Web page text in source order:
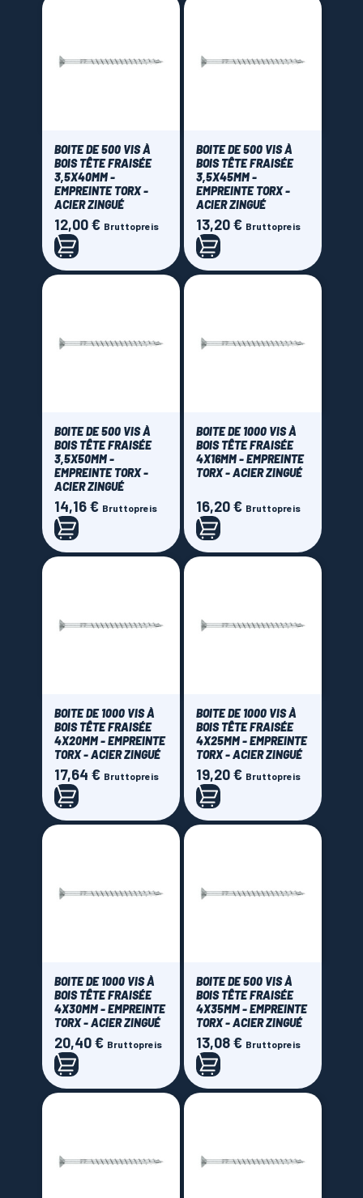
BOITE DE 500 VIS À
BOIS TÊTE FRAISÉE
3,5X40MM -
EMPREINTE TORX -
ACIER ZINGUÉ
Preis
12,00 € Bruttopreis
BOITE DE 500 VIS À
BOIS TÊTE FRAISÉE
3,5X45MM -
EMPREINTE TORX -
ACIER ZINGUÉ
Preis
13,20 € Bruttopreis
BOITE DE 500 VIS À
BOIS TÊTE FRAISÉE
3,5X50MM -
EMPREINTE TORX -
ACIER ZINGUÉ
Preis
14,16 € Bruttopreis
BOITE DE 1000 VIS À
BOIS TÊTE FRAISÉE
4X16MM - EMPREINTE
TORX - ACIER ZINGUÉ
Preis
16,20 € Bruttopreis
BOITE DE 1000 VIS À
BOIS TÊTE FRAISÉE
4X20MM - EMPREINTE
TORX - ACIER ZINGUÉ
Preis
17,64 € Bruttopreis
BOITE DE 1000 VIS À
BOIS TÊTE FRAISÉE
4X25MM - EMPREINTE
TORX - ACIER ZINGUÉ
Preis
19,20 € Bruttopreis
BOITE DE 1000 VIS À
BOIS TÊTE FRAISÉE
4X30MM - EMPREINTE
TORX - ACIER ZINGUÉ
Preis
20,40 € Bruttopreis
BOITE DE 500 VIS À
BOIS TÊTE FRAISÉE
4X35MM - EMPREINTE
TORX - ACIER ZINGUÉ
Preis
13,08 € Bruttopreis